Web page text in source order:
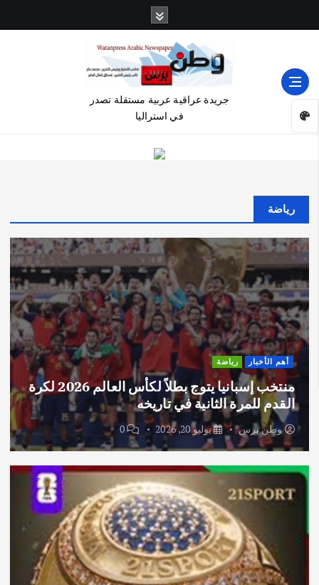
جريدة عراقية عربية مستقلة تصدر
في استراليا
رياضة
أهم الأخبار رياضة
منتخب إسبانيا يتوج بطلاً لكأس العالم 2026 لكرة
القدم للمرة الثانية في تاريخه
وطن برس يوليو 20, 2026 0